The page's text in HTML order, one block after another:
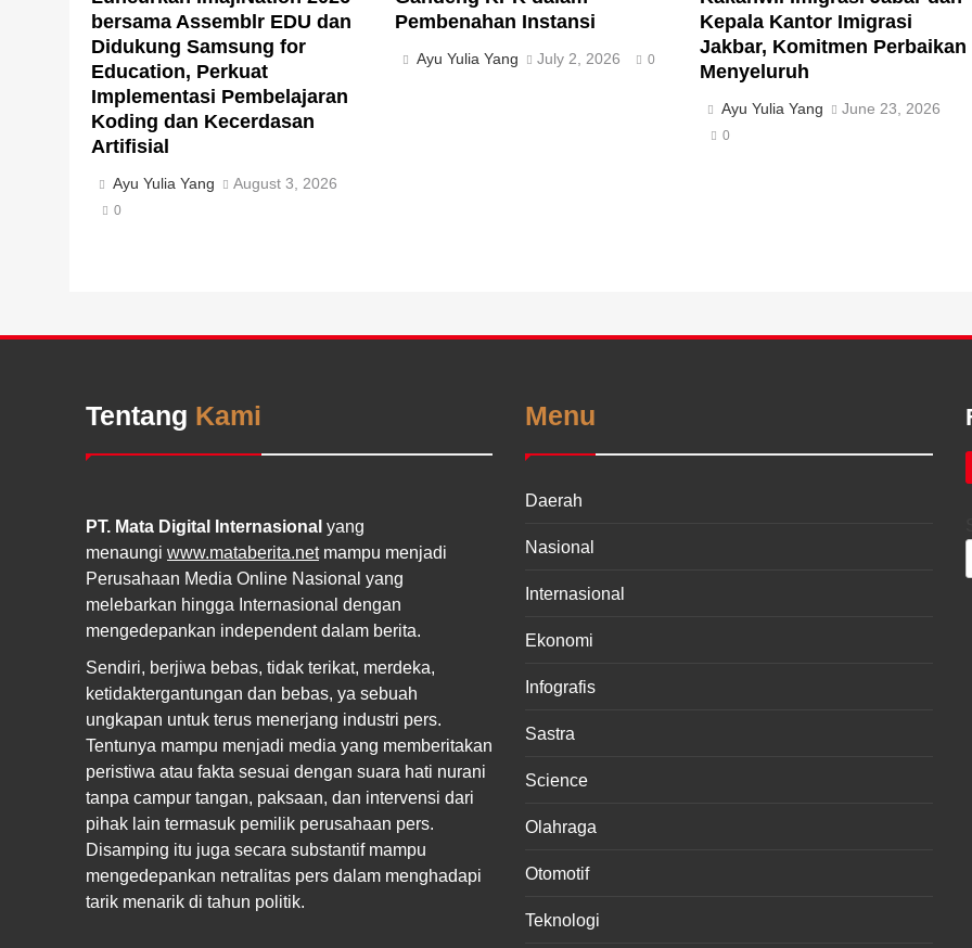
bersama Assemblr EDU dan
Didukung Samsung for
Education, Perkuat
Implementasi Pembelajaran
Koding dan Kecerdasan
Artifisial
Ayu Yulia Yang August 3, 2026
0
Pembenahan Instansi
Ayu Yulia Yang July 2, 2026 0
Kepala Kantor Imigrasi
Jakbar, Komitmen Perbaikan
Menyeluruh
Ayu Yulia Yang June 23, 2026
0
Tentang Kami
PT. Mata Digital Internasional yang
menaungi www.mataberita.netmampu menjadi
Perusahaan Media Online Nasional yang
melebarkan hingga Internasional dengan
mengedepankan independent dalam berita.
Sendiri, berjiwa bebas, tidak terikat, merdeka,
ketidaktergantungan dan bebas, ya sebuah
ungkapan untuk terus menerjang industri pers.
Tentunya mampu menjadi media yang memberitakan
peristiwa atau fakta sesuai dengan suara hati nurani
tanpa campur tangan, paksaan, dan intervensi dari
pihak lain termasuk pemilik perusahaan pers.
Disamping itu juga secara substantif mampu
mengedepankan netralitas pers dalam menghadapi
tarik menarik di tahun politik.
Menu
Daerah
Nasional
Internasional
Ekonomi
Infografis
Sastra
Science
Olahraga
Otomotif
Teknologi